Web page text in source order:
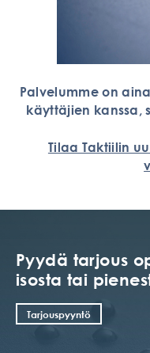
Palvelumme on
käyttäjien kanssa,
Tilaa Taktiilin
Pyydä tarjous
isosta tai
Tarjouspyyntö